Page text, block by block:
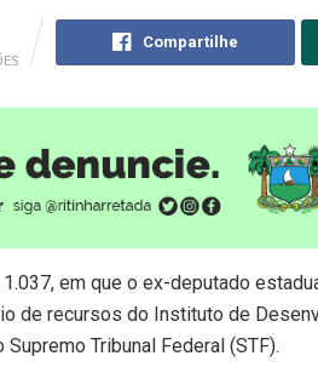
Compartilhe
em que o ex-deputado
de recursos do Instituto de
Tribunal Federal (STF).